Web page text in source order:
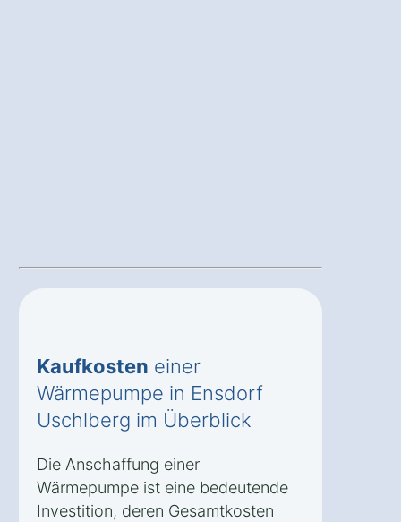
Kaufkosten einer
Wärmepumpe in Ensdorf
Uschlberg im Überblick
Die Anschaffung einer
Wärmepumpe ist eine bedeutende
Investition, deren Gesamtkosten